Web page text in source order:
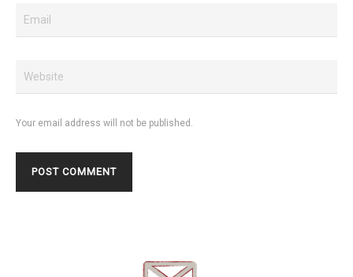
Your email address will not be published.